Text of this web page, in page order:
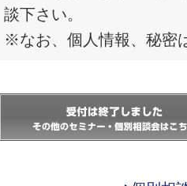
談下さい。
※なお、個人情報、秘密